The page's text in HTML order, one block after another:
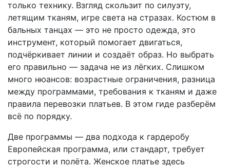
только технику. Взгляд скользит по силуэту,
летящим тканям, игре света на стразах. Костюм в
бальных танцах — это не просто одежда, это
инструмент, который помогает двигаться,
подчёркивает линии и создаёт образ. Но выбрать
его правильно — задача не из лёгких. Слишком
много нюансов: возрастные ограничения, разница
между программами, требования к тканям и даже
правила перевозки платьев. В этом гиде разберём
всё по порядку.
Две программы — два подхода к гардеробу
Европейская программа, или стандарт, требует
строгости и полёта. Женское платье здесь